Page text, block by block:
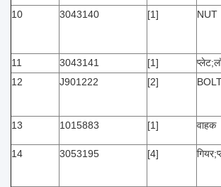
10 3043140 [1] NUT
11 3043141 [1]
12
J901222 [2]
13 1015883 [1] वाहक
14 3053195 [4]